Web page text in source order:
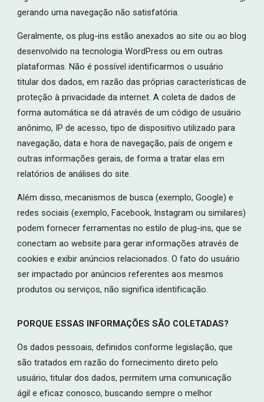
gerando uma navegação não satisfatória.
Geralmente, os plug-ins estão anexados ao site ou ao blog
desenvolvido na tecnologia WordPressou em outras
plataformas. Não é possível identificarmos o usuário
titular dos dados, em razão das próprias características de
proteção à privacidade da internet. A coleta de dados de
forma automática se dá através de um código de usuário
anônimo, IP de acesso, tipo de dispositivo utilizado para
navegação, data e hora de navegação, país de origem e
outras informações gerais, de forma a tratar elas em
relatórios de análises do site.
Além disso, mecanismos de busca (exemplo, Google) e
redes sociais (exemplo, Facebook, Instagram ou similares)
podem fornecer ferramentas no estilo de plug-ins, que se
conectam ao website para gerar informações através de
cookies e exibir anúncios relacionados. O fato do usuário
ser impactado por anúncios referentes aos mesmos
produtos ou serviços, não significa identificação.
PORQUE ESSAS INFORMAÇÕES SÃO COLETADAS?
Os dados pessoais, definidos conforme legislação, que
são tratados em razão do fornecimento direto pelo
usuário, titular dos dados, permitem uma comunicação
ágil e eficaz conosco, buscando sempre o melhor